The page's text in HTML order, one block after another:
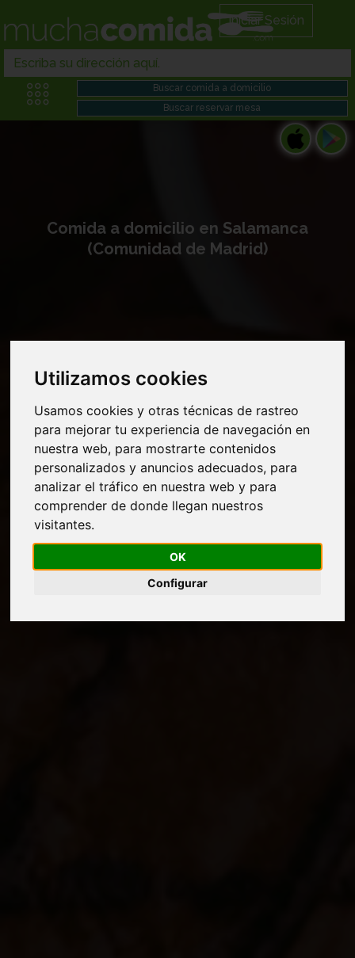
Utilizamos cookies
Usamos cookies y otras técnicas de rastreo
para mejorar tu experiencia de navegación en
nuestra web, para mostrarte contenidos
personalizados y anuncios adecuados, para
analizar el tráfico en nuestra web y para
comprender de donde llegan nuestros
visitantes.
OK
Configurar
Iniciar Sesión
Comida a domicilio en Salamanca
(Comunidad de Madrid)